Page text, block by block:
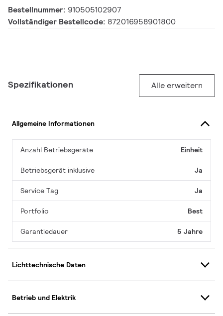
Bestellnummer: 910505102907
Vollständiger Bestellcode: 872016958901800
Spezifikationen Alle erweitern
Allgemeine Informationen
Anzahl Betriebsgeräte Einheit
Betriebsgerät inklusive Ja
Service Tag Ja
Portfolio Best
Garantiedauer 5 Jahre
Lichttechnische Daten
Betrieb und Elektrik